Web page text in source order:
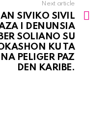
Next article
SIVIKO SIVIL
I DENUNSIA
SOLIANO SU
KU TA
PELIGER PAZ
DEN KARIBE.